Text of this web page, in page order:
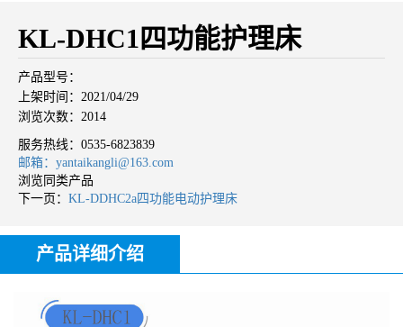
KL-DHC1四功能护理床
产品型号：
上架时间：2021/04/29
浏览次数：2014
服务热线： 0535-6823839
邮箱：yantaikangli@163.com
浏览同类产品
下一页： KL-DDHC2a四功能电动护理床
产品详细介绍